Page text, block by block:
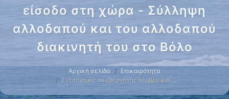
είσοδο στη χώρα - Σύλληψη
αλλοδαπού και του αλλοδαπού
διακινητή του στο Βόλο
Αρχική σελίδα
Επικαιρότητα
Εντοπισμός ακυβέρνητης λέμβου και …